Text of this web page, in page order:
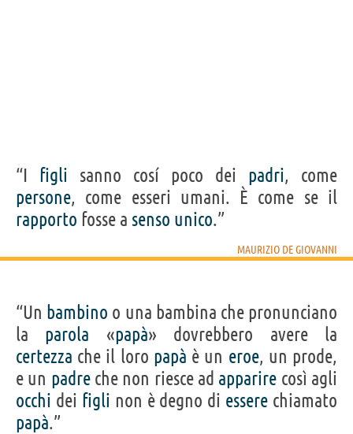
“I figli sanno cosí poco dei padri, come
persone, come esseri umani. È come se il
rapporto fosse a senso unico.”
MAURIZIO DE GIOVANNI
“Un bambino o una bambina che pronunciano
la parola «papà» dovrebbero avere la
certezza che il loro papà è un eroe, un prode,
e un padreche non riesce ad apparire così agli
occhi dei figli non è degno di essere chiamato
papà.”